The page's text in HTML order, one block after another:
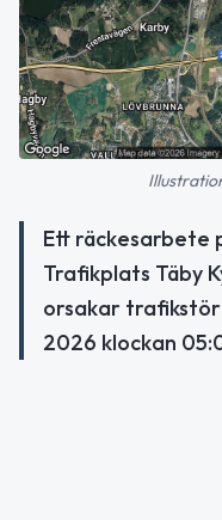
Ett räckesarbete
Trafikplats Täby
orsakar
2026 klockan